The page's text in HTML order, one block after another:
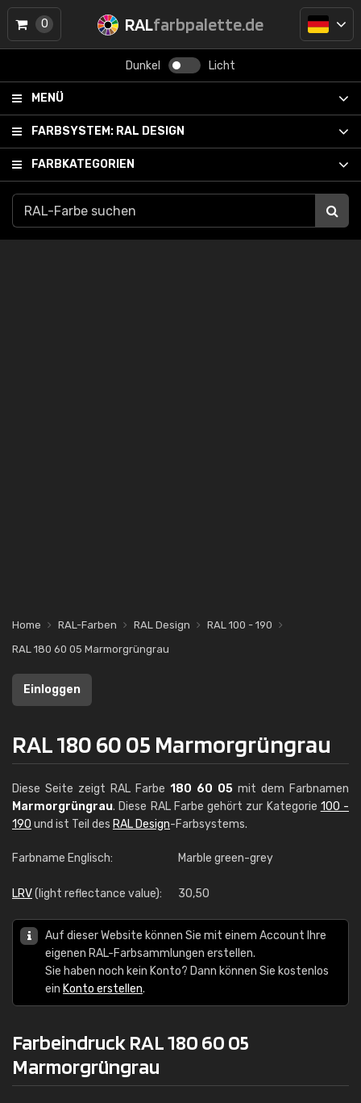
RALfarbpalette.de
Dunkel Licht
MENÜ
FARBSYSTEM: RAL DESIGN
FARBKATEGORIEN
0
Home RAL-Farben RAL Design
RAL 100 - 190
RAL 180 60 05 Marmorgrüngrau
Einloggen
RAL 180 60 05 Marmorgrüngrau
Diese Seite zeigt RAL Farbe 180 60 05 mit dem Farbnamen
Marmorgrüngrau. Diese RAL Farbe gehört zur Kategorie 100 -
190 und ist Teil des RAL Design-Farbsystems.
Farbname Englisch: Marble green-grey
LRV(light reflectance value): 30,50
Auf dieser Website können Sie mit einem Account Ihre
eigenen RAL-Farbsammlungen erstellen.
Sie haben noch kein Konto? Dann können Sie kostenlos
ein Konto erstellen.
Farbeindruck RAL 180 60 05
Marmorgrüngrau